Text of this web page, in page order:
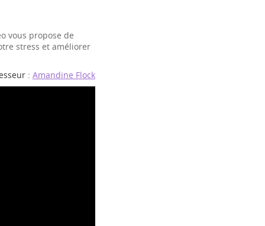
vous propose de
stress et améliorer
: Amandine Flock